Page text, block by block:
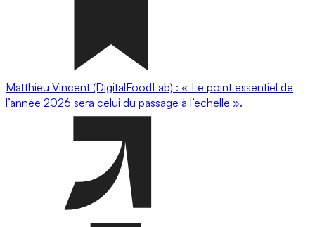
Matthieu Vincent (DigitalFoodLab) : « Le point essentiel de
l’année 2026 sera celui du passage à l’échelle ».